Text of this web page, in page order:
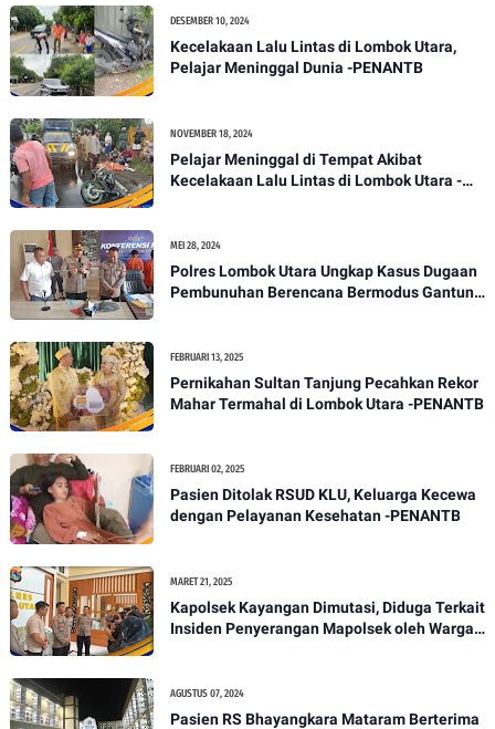
DESEMBER 10, 2024
Kecelakaan Lalu Lintas di Lombok Utara,
Pelajar Meninggal Dunia -PENANTB
NOVEMBER 18, 2024
Pelajar Meninggal di Tempat Akibat
Kecelakaan Lalu Lintas di Lombok Utara -
MEI 28, 2024
Polres Lombok Utara Ungkap Kasus Dugaan
Pembunuhan Berencana Bermodus Gantung
FEBRUARI 13, 2025
Pernikahan Sultan Tanjung Pecahkan Rekor
Mahar Termahal di Lombok Utara -PENANTB
FEBRUARI 02, 2025
Pasien Ditolak RSUD KLU, Keluarga Kecewa
dengan Pelayanan Kesehatan -PENANTB
MARET 21, 2025
Kapolsek Kayangan Dimutasi, Diduga Terkait
Insiden Penyerangan Mapolsek oleh Warga -
AGUSTUS 07, 2024
Pasien RS Bhayangkara Mataram Berterima